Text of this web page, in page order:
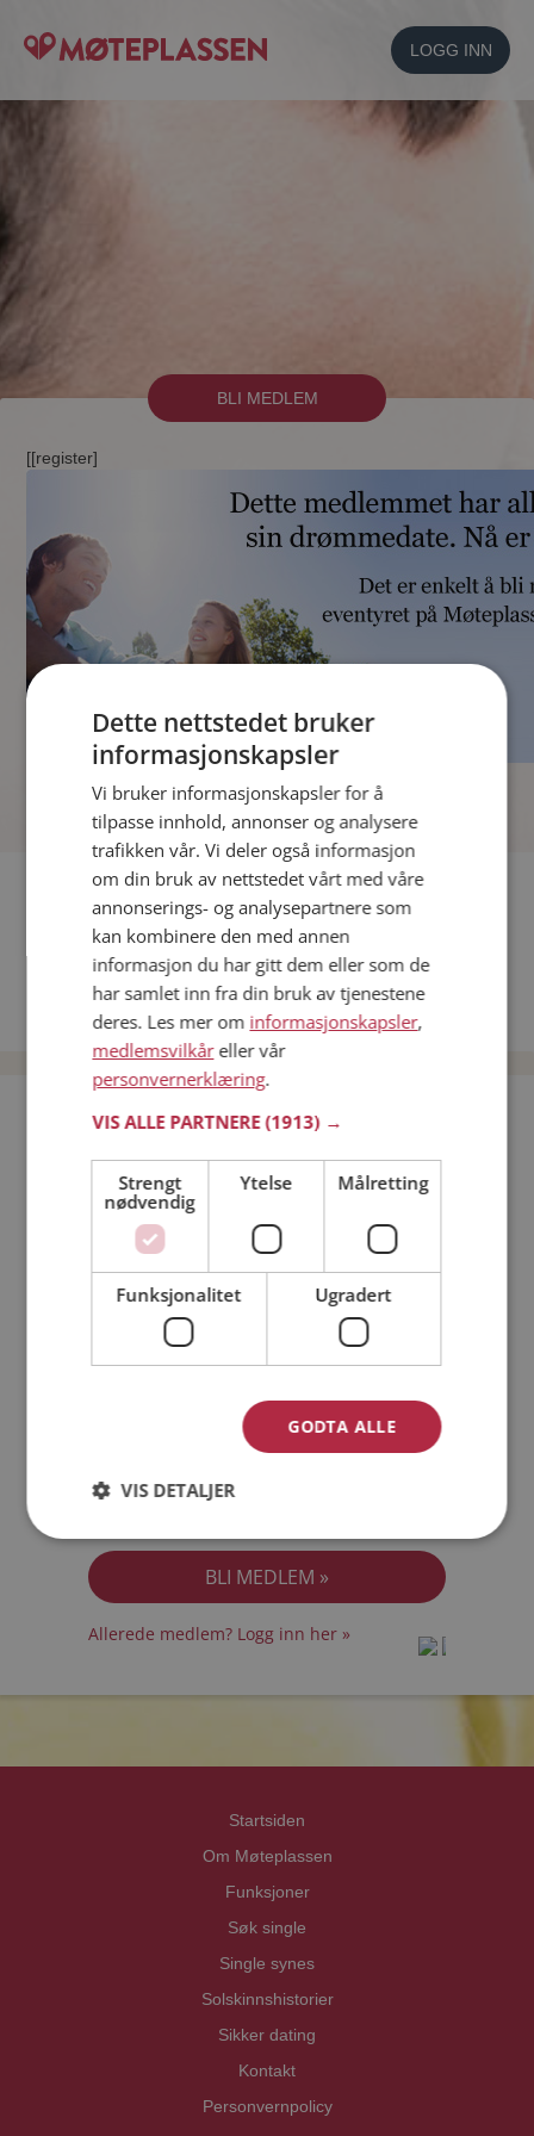
LOGG INN
BLI MEDLEM
[[register]
Fler single
Date menn i Norge
Date kvinner i Norge
Bli medlem gratis!
Jeg er en: Mann Kvinne
Min alder:
Jeg akseptererMedlemsvilkårene
Allerede medlem? Logg inn her »
Startsiden
Om Møteplassen
Funksjoner
Søk single
Single synes
Solskinnshistorier
Sikker dating
Kontakt
Personvernpolicy
Dette nettstedet bruker
informasjonskapsler
Vi bruker informasjonskapsler for å
tilpasse innhold, annonser og analysere
trafikken vår. Vi deler også informasjon
om din bruk av nettstedet vårt med våre
annonserings- og analysepartnere som
kan kombinere den med annen
informasjon du har gitt dem eller som de
har samlet inn fra din bruk av tjenestene
deres. Les mer om informasjonskapsler,
medlemsvilkåreller vår
personvernerklæring.
VIS ALLE PARTNERE(1913) →
Strengt
nødvendig
Ytelse Målretting
Funksjonalitet Ugradert
GODTA ALLE
VIS DETALJER